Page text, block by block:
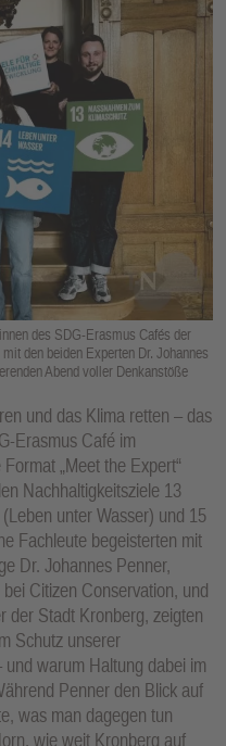
des SDG-Erasmus Cafés der
den beiden Experten Dr. Johannes
Abend voller Denkanstöße
und das Klima retten – das
Erasmus Café im
„Meet the Expert“
Nachhaltigkeitsziele 13
unter Wasser) und 15
Fachleute begeisterten mit
Dr. Johannes Penner,
Citizen Conservation, und
der Stadt Kronberg, zeigten
Schutz unserer
warum Haltung dabei im
Penner den Blick auf
was man dagegen tun
wie weit Kronberg auf